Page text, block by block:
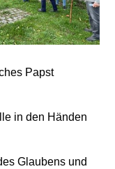
Papst
in den Händen
Glaubens und